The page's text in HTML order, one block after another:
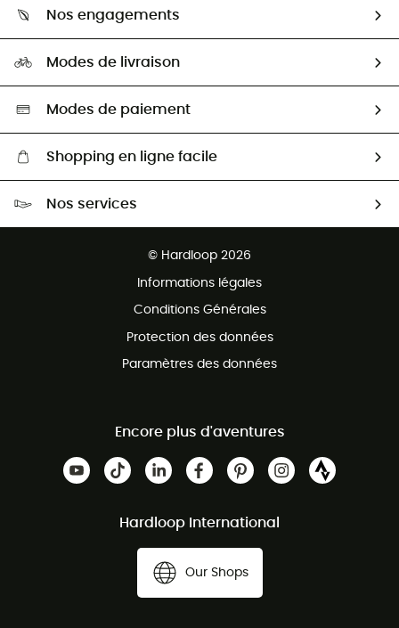
Guide des tailles
Seconde Main
Aide & Contact
HardGuides
Nos engagements
Sélection éco-responsable
Modes de livraison
Modes de paiement
Shopping en ligne facile
Nos services
© Hardloop 2026
Informations légales
Conditions Générales
Protection des données
Paramètres des données
Encore plus d'aventures
Hardloop International
Our Shops